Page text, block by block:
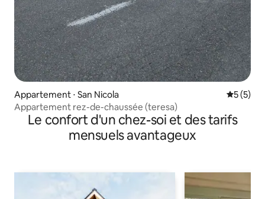
Appartement ⋅ San Nicola
5 (5)
Appartement rez-de-chaussée (teresa)
Le confort d'un chez-soi et des tarifs
mensuels avantageux